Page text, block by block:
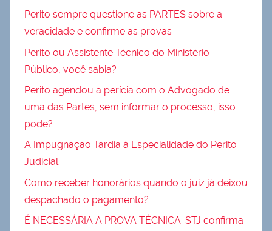
Perito sempre questione as PARTES sobre a
veracidade e confirme as provas
Perito ou Assistente Técnico do Ministério
Público, você sabia?
Perito agendou a perícia com o Advogado de
uma das Partes, sem informar o processo, isso
pode?
A Impugnação Tardia à Especialidade do Perito
Judicial
Como receber honorários quando o juiz já deixou
despachado o pagamento?
É NECESSÁRIA A PROVA TÉCNICA: STJ confirma